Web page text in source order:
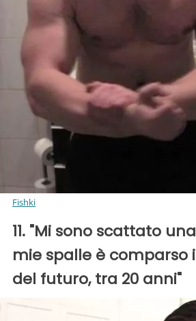
Fishki
11. "Mi sono scattato
mie spalle è comparso
del futuro, tra 20 anni"